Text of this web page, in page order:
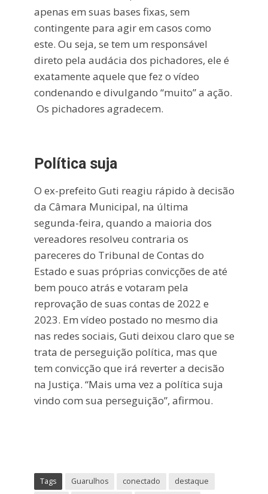
apenas em suas bases fixas, sem
contingente para agir em casos como
este. Ou seja, se tem um responsável
direto pela audácia dos pichadores, ele é
exatamente aquele que fez o vídeo
condenando e divulgando “muito” a ação.
Os pichadores agradecem.
Política suja
O ex-prefeito Guti reagiu rápido à decisão
da Câmara Municipal, na última
segunda-feira, quando a maioria dos
vereadores resolveu contraria os
pareceres do Tribunal de Contas do
Estado e suas próprias convicções de até
bem pouco atrás e votaram pela
reprovação de suas contas de 2022 e
2023. Em vídeo postado no mesmo dia
nas redes sociais, Guti deixou claro que se
trata de perseguição política, mas que
tem convicção que irá reverter a decisão
na Justiça. “Mais uma vez a política suja
vindo com sua perseguição”, afirmou.
Tags Guarulhos conectado
destaque